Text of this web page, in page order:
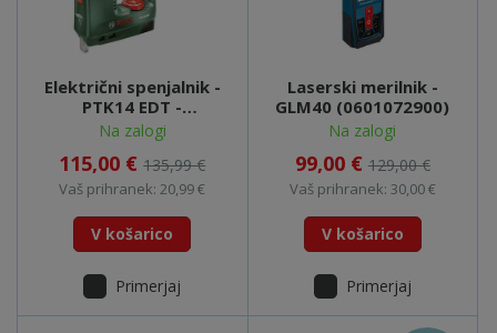
Električni spenjalnik -
PTK14 EDT -
0603265500
Na zalogi
115,00 €135,99 €
Vaš prihranek: 20,99 €
V košarico
Primerjaj
Laserski merilnik -
GLM40 (0601072900)
Na zalogi
99,00 € 129,00 €
Vaš prihranek: 30,00 €
V košarico
Primerjaj